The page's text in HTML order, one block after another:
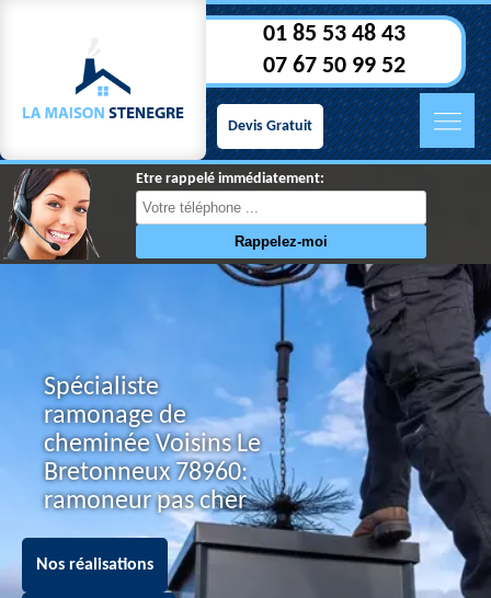
01 85 53 48 43
07 67 50 99 52
Devis Gratuit
Etre rappelé immédiatement:
Spécialiste
ramonage de
cheminée Voisins Le
Bretonneux 78960:
ramoneur pas cher
Nos réalisations